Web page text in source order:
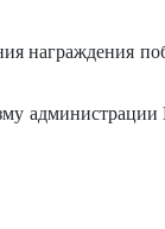
награждения